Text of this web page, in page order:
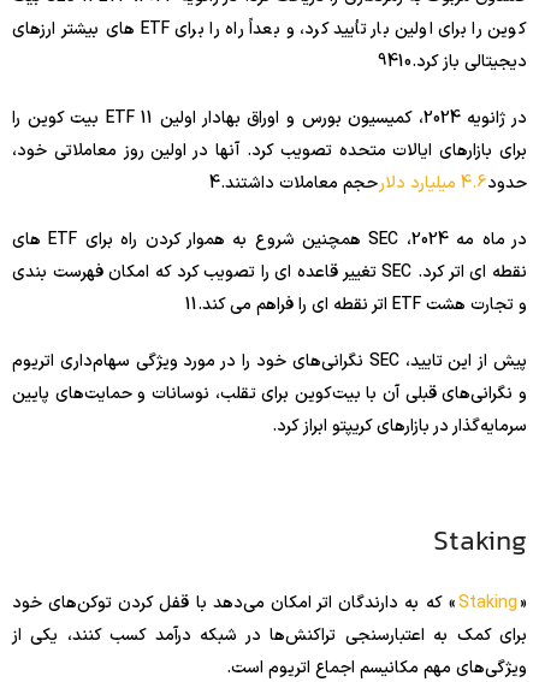
کوین را برای اولین بار تأیید کرد، و بعداً راه را برای ETF های بیشتر ارزهای
دیجیتالی باز کرد.
9410
در ژانویه 2024، کمیسیون بورس و اوراق بهادار اولین 11 ETF بیت کوین را
برای بازارهای ایالات متحده تصویب کرد. آنها در اولین روز معاملاتی خود،
حدود4.6 میلیارد دلار حجم معاملات داشتند.4
در ماه مه 2024، SEC همچنین شروع به هموار کردن راه برای ETF های
نقطه ای اتر کرد. SEC تغییر قاعده ای را تصویب کرد که امکان فهرست بندی
و تجارت هشت ETF اتر نقطه ای را فراهم می کند.
11
پیش از این تایید، SEC نگرانی‌های خود را در مورد ویژگی سهام‌داری اتریوم
و نگرانی‌های قبلی آن با بیت‌کوین برای تقلب، نوسانات و حمایت‌های پایین
سرمایه‌گذار در بازارهای کریپتو ابراز کرد.
Staking
«
Staking» که به دارندگان اتر امکان می‌دهد با قفل کردن توکن‌های خود
برای کمک به اعتبارسنجی تراکنش‌ها در شبکه درآمد کسب کنند، یکی از
ویژگی‌های مهم مکانیسم اجماع اتریوم است.